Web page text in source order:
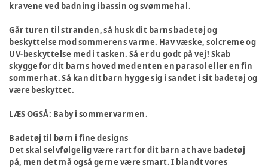
kravene ved badning i bassin og svømmehal.
Går turen til stranden, så husk dit barns badetøj og
beskyttelse mod sommerens varme. Hav væske, solcreme og
UV-beskyttelse med i tasken. Så er du godt på vej! Skab
skygge for dit barns hoved med enten en parasol eller en fin
sommerhat. Så kan dit barn hygge sig i sandet i sit badetøj og
være beskyttet.
LÆS OGSÅ: Baby i sommervarmen.
Badetøj til børn i fine designs
Det skal selvfølgelig være rart for dit barn at have badetøj
på, men det må også gerne være smart. I blandt vores